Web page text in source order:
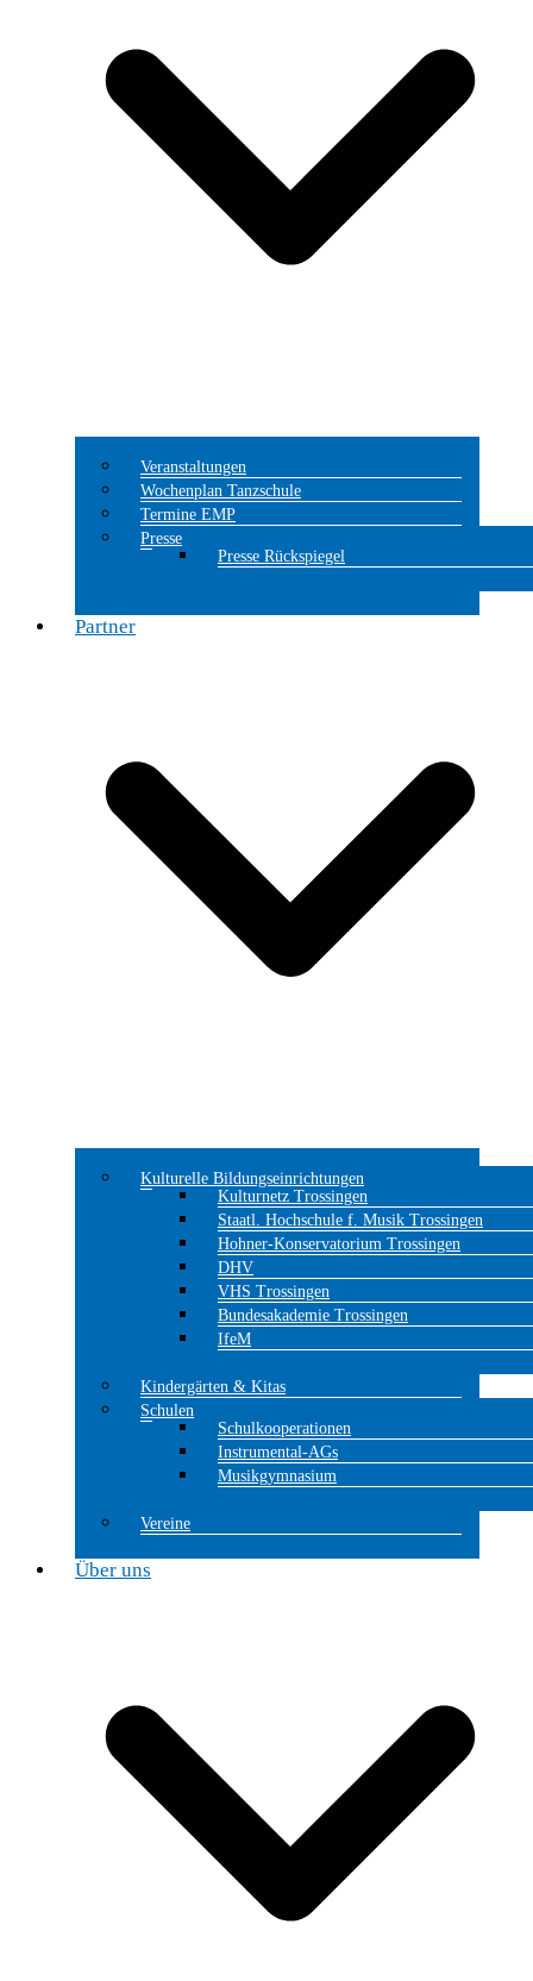
Veranstaltungen
Wochenplan Tanzschule
Termine EMP
Presse
Presse Rückspiegel
Partner
Kulturelle Bildungseinrichtungen
Kulturnetz Trossingen
Staatl. Hochschule f. Musik Trossingen
Hohner-Konservatorium Trossingen
DHV
VHS Trossingen
Bundesakademie Trossingen
IfeM
Kindergärten & Kitas
Schulen
Schulkooperationen
Instrumental-AGs
Musikgymnasium
Vereine
Über uns